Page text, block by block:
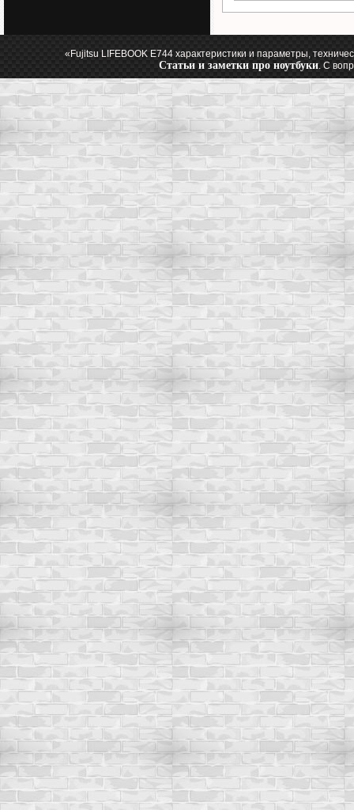
«Fujitsu LIFEBOOK E744 характеристики и параметры,
Статьи и заметки про ноутбуки. С